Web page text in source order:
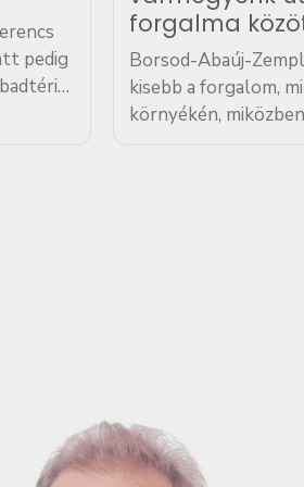
pedig
forgalma
Borsod-Abaúj-
kisebb a forgalom,
környékén,